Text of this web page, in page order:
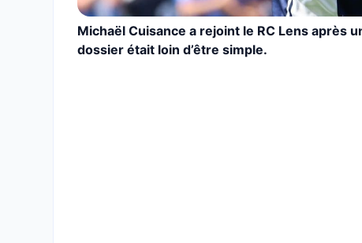
Michaël Cuisance a rejoint le RC Lens après
dossier était loin d’être simple.